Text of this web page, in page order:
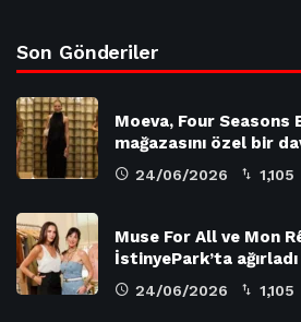
Son Gönderiler
Moeva, Four Seasons
mağazasını özel bir
24/06/2026 1,105
Muse For All ve Mon
İstinyePark’ta ağırladı
24/06/2026 1,105